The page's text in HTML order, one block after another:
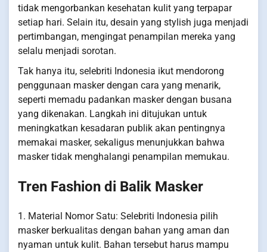
tidak mengorbankan kesehatan kulit yang terpapar
setiap hari. Selain itu, desain yang stylish juga menjadi
pertimbangan, mengingat penampilan mereka yang
selalu menjadi sorotan.
Tak hanya itu, selebriti Indonesia ikut mendorong
penggunaan masker dengan cara yang menarik,
seperti memadu padankan masker dengan busana
yang dikenakan. Langkah ini ditujukan untuk
meningkatkan kesadaran publik akan pentingnya
memakai masker, sekaligus menunjukkan bahwa
masker tidak menghalangi penampilan memukau.
Tren Fashion di Balik Masker
1. Material Nomor Satu: Selebriti Indonesia pilih
masker berkualitas dengan bahan yang aman dan
nyaman untuk kulit. Bahan tersebut harus mampu